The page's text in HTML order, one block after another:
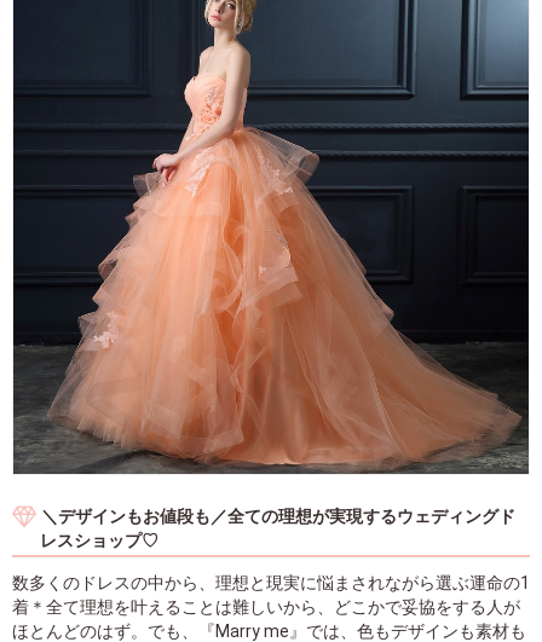
＼デザインもお値段も／全ての理想が実現するウェディングド
レスショップ♡
数多くのドレスの中から、理想と現実に悩まされながら選ぶ運命の1
着＊全て理想を叶えることは難しいから、どこかで妥協をする人が
ほとんどのはず。でも、『Marry me』では、色もデザインも素材も